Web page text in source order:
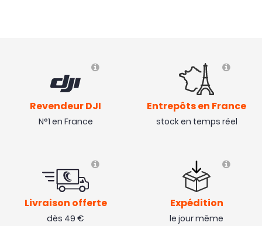
Revendeur DJI
N°1 en France
Entrepôts en France
stock en temps réel
Livraison offerte
dès 49 €
Expédition
le jour même